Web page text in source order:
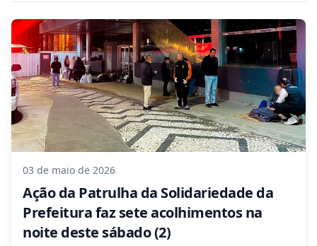
03 de maio de 2026
Ação da Patrulha da Solidariedade da
Prefeitura faz sete acolhimentos na
noite deste sábado (2)